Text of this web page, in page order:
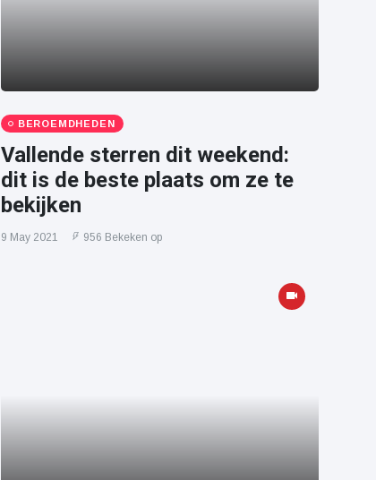
BEROEMDHEDEN
Vallende sterren dit weekend:
dit is de beste plaats om ze te
bekijken
9 May 2021 956 Bekeken op